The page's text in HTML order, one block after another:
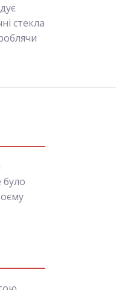
стекла
було